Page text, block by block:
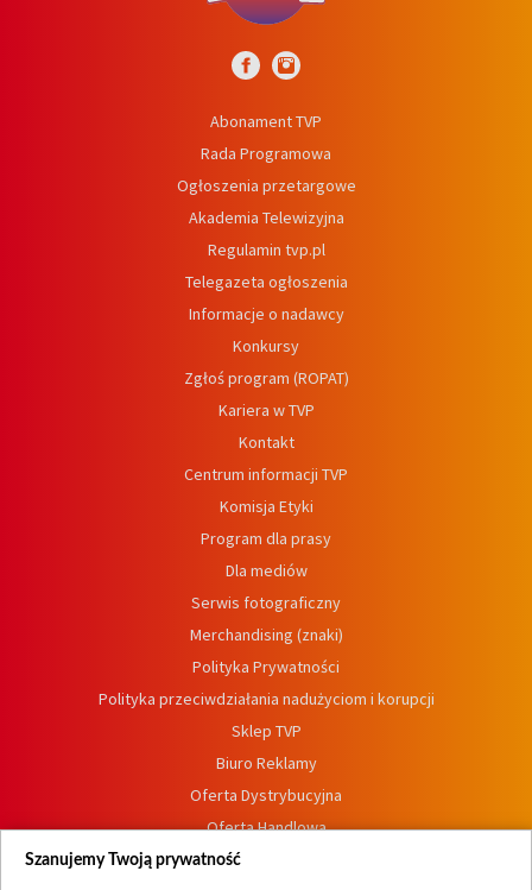
Abonament TVP
Rada Programowa
Ogłoszenia przetargowe
Akademia Telewizyjna
Regulamin tvp.pl
Telegazeta ogłoszenia
Informacje o nadawcy
Konkursy
Zgłoś program (ROPAT)
Kariera w TVP
Kontakt
Centrum informacji TVP
Komisja Etyki
Program dla prasy
Dla mediów
Serwis fotograficzny
Merchandising (znaki)
Polityka Prywatności
Polityka przeciwdziałania nadużyciom i korupcji
Sklep TVP
Biuro Reklamy
Oferta Dystrybucyjna
Oferta Handlowa
Dostępność
Szanujemy Twoją prywatność